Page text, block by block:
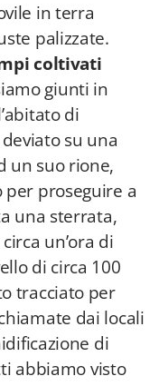
in terra
palizzate.
coltivati
giunti in
di
su una
un suo rione,
per proseguire a
una sterrata,
un’ora di
di circa 100
tracciato per
dai locali
di
abbiamo visto